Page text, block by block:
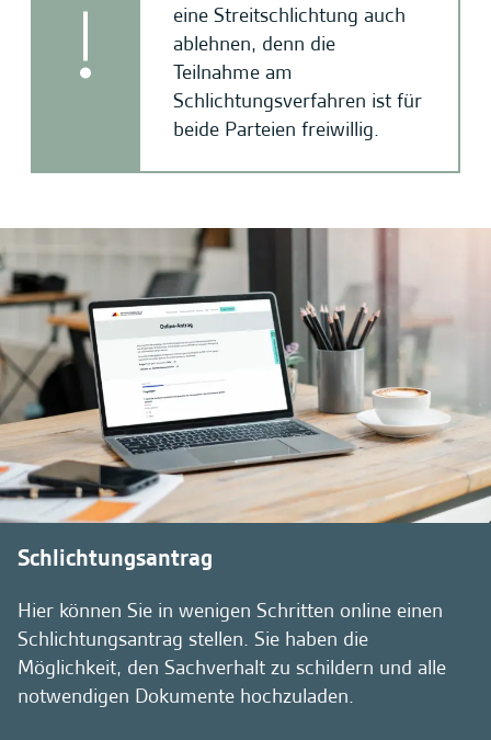
eine Streitschlichtung auch
ablehnen, denn die
Teilnahme am
Schlichtungsverfahren ist für
beide Parteien freiwillig.
Schlichtungsantrag
Hier können Sie in wenigen Schritten online einen
Schlichtungsantrag stellen. Sie haben die
Möglichkeit, den Sachverhalt zu schildern und alle
notwendigen Dokumente hochzuladen.